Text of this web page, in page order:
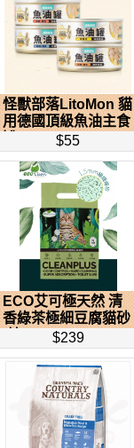
怪獸部落LitoMon 貓
用德國頂級魚油主食
$55
ECO艾可極天然 清
香綠茶極細豆腐貓砂
$239